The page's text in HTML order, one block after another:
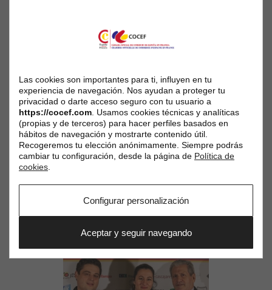
Las cookies son importantes para ti, influyen en tu
experiencia de navegación. Nos ayudan a proteger tu
privacidad o darte acceso seguro con tu usuario a
https://cocef.com. Usamos cookies técnicas y analíticas
(propias y de terceros) para hacer perfiles basados en
hábitos de navegación y mostrarte contenido útil.
Recogeremos tu elección anónimamente. Siempre podrás
cambiar tu configuración, desde la página de Política de
cookies.
Configurar personalización
Aceptar y seguir navegando